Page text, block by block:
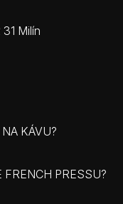
31 Milín
KÁVU?
FRENCH PRESSU?